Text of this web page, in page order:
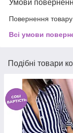
Умови
Повернення
Всі умови
Подібні товари